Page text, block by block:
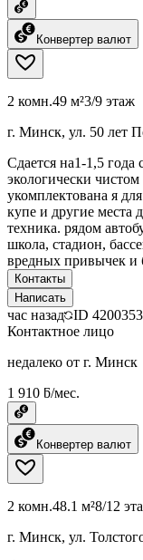
Конвертер валют
2 комн.49 м²3/9 этаж
г. Минск, ул. 50 лет
Сдается на1-1,5 года
экологически
укомплектована я
купе и другие места
техника. рядом
школа, стадион,
вредных привычек и
Контакты
Написать
час назад ID 4200353
Контактное лицо
недалеко от г. Минск
1 910 ƃ/мес.
Конвертер валют
2 комн.48.1 м²8/12
г. Минск, ул.